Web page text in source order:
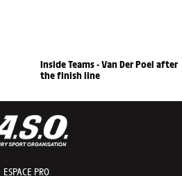
Inside Teams - Van Der Poel after
the finish line
ESPACE PRO